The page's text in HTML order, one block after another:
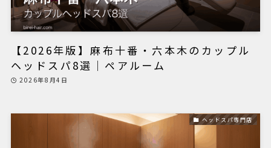
【2026年版】麻布十番・六本木のカップル
ヘッドスパ8選｜ペアルーム
2026年8月4日
ヘッドスパ専門店